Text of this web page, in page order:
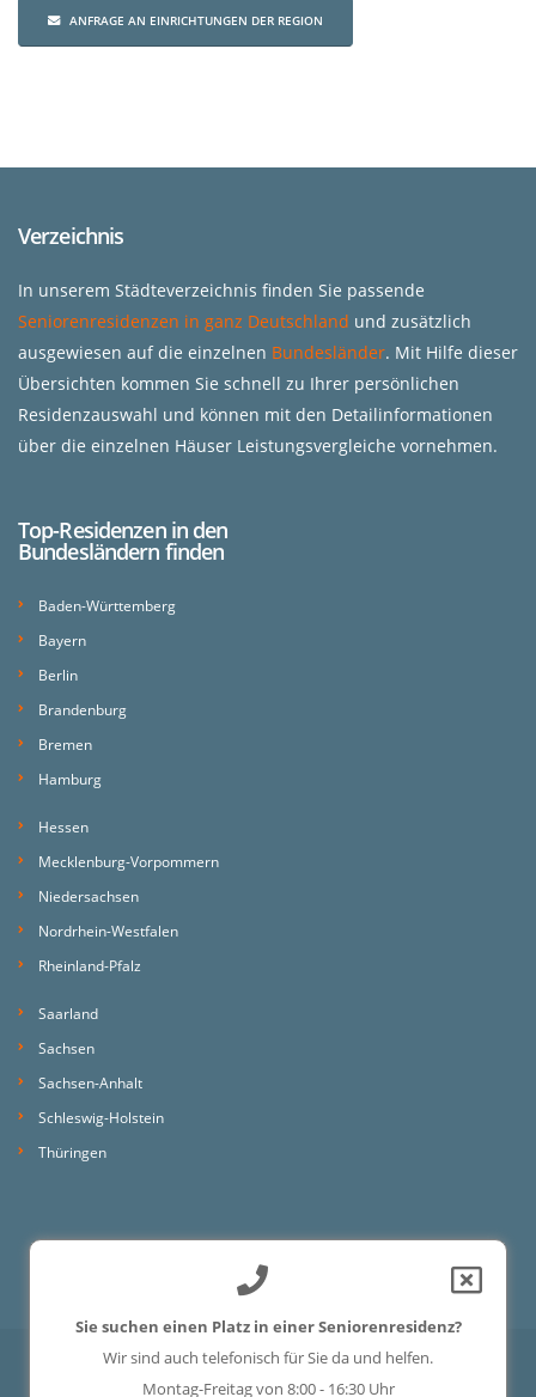
ANFRAGE AN EINRICHTUNGEN DER REGION
Verzeichnis
In unserem Städteverzeichnis finden Sie passende
Seniorenresidenzen in ganz Deutschland und zusätzlich
ausgewiesen auf die einzelnen Bundesländer. Mit Hilfe dieser
Übersichten kommen Sie schnell zu Ihrer persönlichen
Residenzauswahl und können mit den Detailinformationen
über die einzelnen Häuser Leistungsvergleiche vornehmen.
Top-Residenzen in den
Bundesländern finden
Baden-Württemberg
Bayern
Berlin
Brandenburg
Bremen
Hamburg
Hessen
Mecklenburg-Vorpommern
Niedersachsen
Nordrhein-Westfalen
Rheinland-Pfalz
Saarland
Sachsen
Sachsen-Anhalt
Schleswig-Holstein
Thüringen
Ein Portal derProAgeMedia GmbH & Co. KG
Sie suchen einen Platz in einer Seniorenresidenz?
Wir sind auch telefonisch für Sie da und helfen.
Montag-Freitag von 8:00 - 16:30 Uhr